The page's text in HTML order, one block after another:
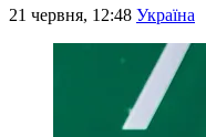
21 червня, 12:48 Україна